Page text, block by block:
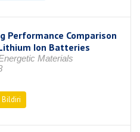
Performance Comparison
Ion Batteries
Materials
Bildiri